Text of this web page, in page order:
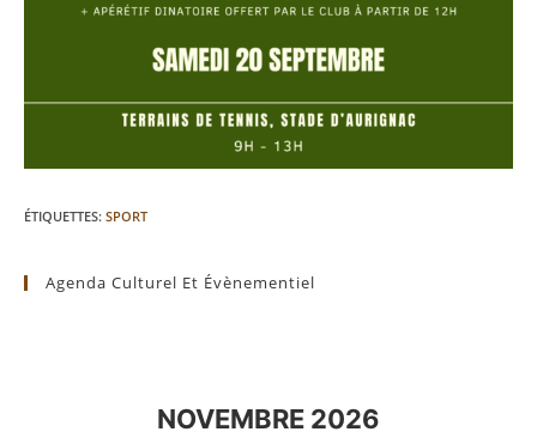
ÉTIQUETTES: SPORT
Agenda Culturel Et Évènementiel
NOVEMBRE 2026